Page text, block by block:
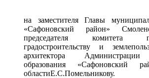
на заместителя Главы
«Сафоновский район»
председателя комитета
градостроительству и
архитектора Администрации
образования «Сафоновский
областиЕ.С.Помельникову.